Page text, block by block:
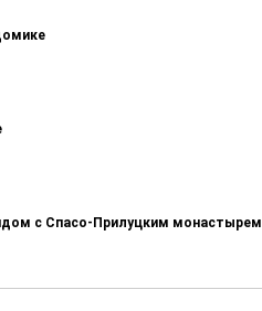
с Спасо-Прилуцким монастырем